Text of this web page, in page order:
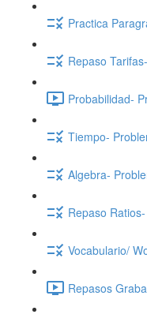
Practica
Repaso
Probabilidad-
Tiempo-
Algebra-
Repaso
Vocabulario/
Repasos